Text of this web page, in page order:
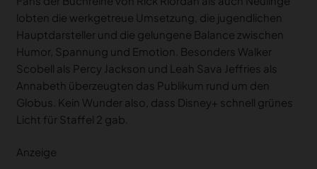
lobten die werkgetreue Umsetzung, die jugendlichen
Hauptdarsteller und die gelungene Balance zwischen
Humor, Spannung und Emotion. Besonders Walker
Scobell als Percy Jackson und Leah Sava Jeffries als
Annabeth überzeugten das Publikum rund um den
Globus. Kein Wunder also, dass Disney+ schnell grünes
Licht für Staffel 2 gab.
Anzeige